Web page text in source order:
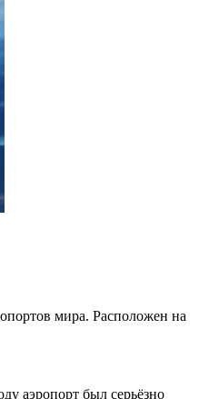
мира. Расположен на
аэропорт был серьёзно